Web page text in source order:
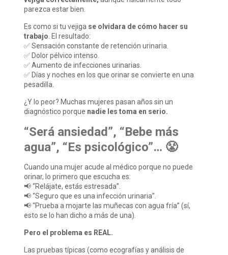
parezca estar bien.
Es como si tu vejiga se olvidara de cómo hacer su
trabajo . El resultado:
✅ Sensación constante de retención urinaria.
✅ Dolor pélvico intenso.
✅ Aumento de infecciones urinarias.
✅ Días y noches en los que orinar se convierte en una
pesadilla.
¿Y lo peor? Muchas mujeres pasan años sin un
diagnóstico porque nadie les toma en serio.
“Será ansiedad”, “Bebe más
agua”, “Es psicológico”… 😤
Cuando una mujer acude al médico porque no puede
orinar, lo primero que escucha es:
📢 “Relájate, estás estresada”.
📢 “Seguro que es una infección urinaria”.
📢 “Prueba a mojarte las muñecas con agua fría” (sí,
esto se lo han dicho a más de una).
Pero el problema es REAL.
Las pruebas típicas (como ecografías y análisis de